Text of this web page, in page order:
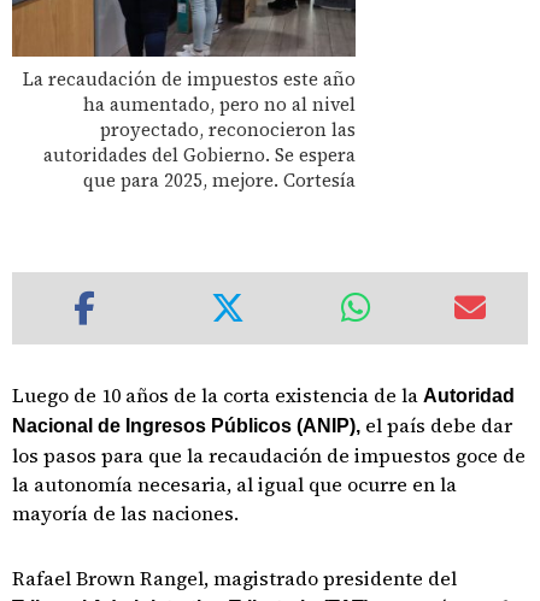
La recaudación de impuestos este año
ha aumentado, pero no al nivel
proyectado, reconocieron las
autoridades del Gobierno. Se espera
que para 2025, mejore. Cortesía
Luego de 10 años de la corta existencia de la Autoridad
Nacional de Ingresos Públicos (ANIP), el país debe dar
los pasos para que la recaudación de impuestos goce de
la autonomía necesaria, al igual que ocurre en la
mayoría de las naciones.
Rafael Brown Rangel, magistrado presidente del